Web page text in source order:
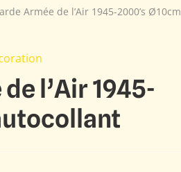
Armée de l’Air 1945-2000’s Ø10cm
l’Air 1945-